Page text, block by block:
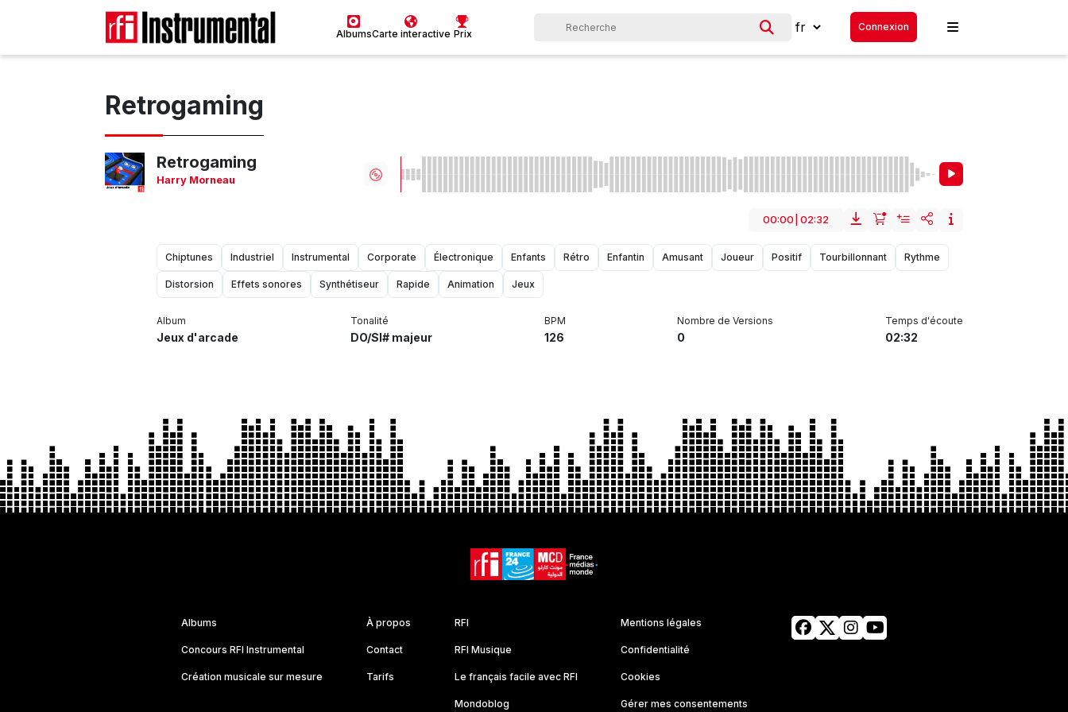
AlbumsCarte interactive Prix
Connexion
Retrogaming
Retrogaming
Harry Morneau
00:00 02:32
Chiptunes Industriel Instrumental Corporate Électronique Enfants Rétro Enfantin Amusant Joueur Positif Tourbillonnant Rythme
Distorsion Effets sonores Synthétiseur Rapide Animation Jeux
Album
Jeux d'arcade
Tonalité
DO/SI# majeur
BPM
126
Nombre de Versions
0
Temps d'écoute
02:32
Albums
Concours RFI Instrumental
Création musicale sur mesure
À propos
Contact
Tarifs
RFI
RFI Musique
Le français facile avec RFI
Mondoblog
Mentions légales
Confidentialité
Cookies
Gérer mes consentements